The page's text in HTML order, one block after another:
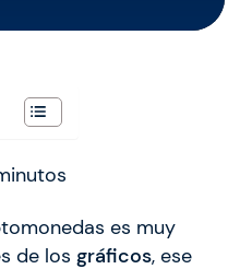
es muy
de los gráficos, ese